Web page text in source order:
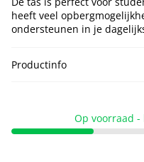
heeft veel
ondersteunen in je
Productinfo
Op voorraad